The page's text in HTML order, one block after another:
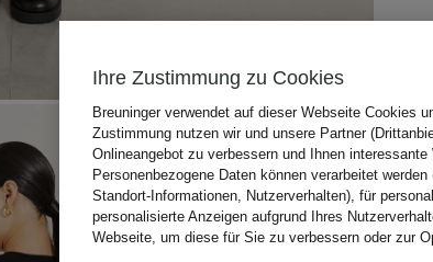
Ihre Zustimmung zu Cookies
Breuninger verwendet auf dieser Webseite Cookies
Zustimmung nutzen wir und unsere Partner
Onlineangebot zu verbessern und Ihnen
Personenbezogene Daten können verarbeitet
Standort-Informationen, Nutzerverhalten), für
personalisierte Anzeigen aufgrund Ihres
Webseite, um diese für Sie zu verbessern oder zur